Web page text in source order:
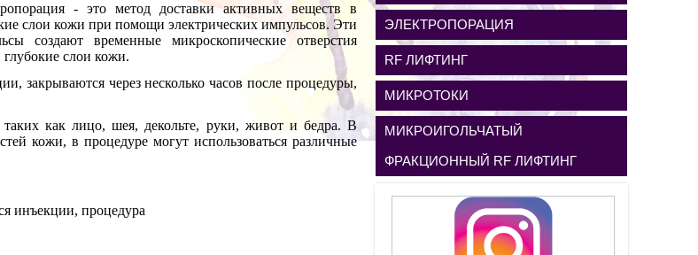
- это метод доставки активных веществ в
слои кожи при помощи электрических импульсов. Эти
создают временные микроскопические отверстия
слои кожи.
закрываются через несколько часов после процедуры,
как лицо, шея, декольте, руки, живот и бедра. В
кожи, в процедуре могут использоваться различные
инъекции, процедура
ЭЛЕКТРОПОРАЦИЯ
RF ЛИФТИНГ
МИКРОТОКИ
МИКРОИГОЛЬЧАТЫЙ
ФРАКЦИОННЫЙ RF ЛИФТИНГ